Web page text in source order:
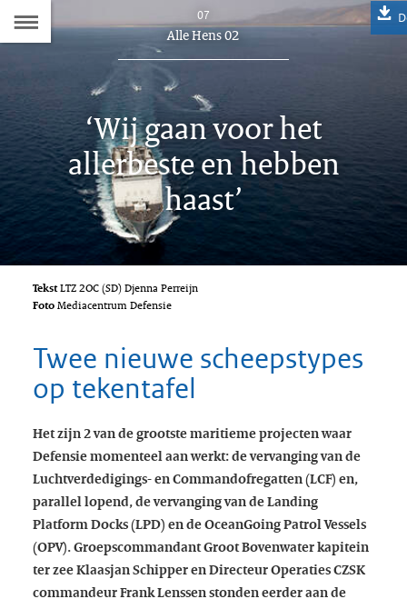
07
Dit
artikel
hoort
Alle Hens 02
‘Wij gaan voor het
allerbeste en hebben
haast’
TekstLTZ 2OC (SD) Djenna Perreijn
FotoMediacentrum Defensie
Twee nieuwe scheepstypes
op tekentafel
Het zijn 2 van de grootste maritieme projecten waar
Defensie momenteel aan werkt: de vervanging van de
Luchtverdedigings- en Commandofregatten (LCF) en,
parallel lopend, de vervanging van deLanding
Platform Docks(LPD) en deOceanGoing Patrol Vessels
(OPV). Groepscommandant Groot Bovenwater kapitein
ter zee Klaasjan Schipper en Directeur Operaties CZSK
commandeur Frank Lenssen stonden eerder aan de
Inhoudsopgave